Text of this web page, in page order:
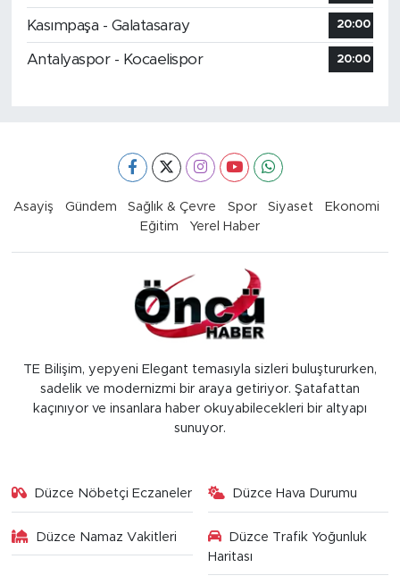
Kasımpaşa - Galatasaray 20:00
Antalyaspor - Kocaelispor 20:00
Asayiş Gündem Sağlık & Çevre Spor Siyaset
Ekonomi
Eğitim
Yerel Haber
TE Bilişim, yepyeni Elegant temasıyla sizleri buluştururken,
sadelik ve modernizmi bir araya getiriyor. Şatafattan
kaçınıyor ve insanlara haber okuyabilecekleri bir altyapı
sunuyor.
Düzce Nöbetçi Eczaneler Düzce Hava Durumu
Düzce Namaz Vakitleri
Düzce Trafik Yoğunluk
Haritası